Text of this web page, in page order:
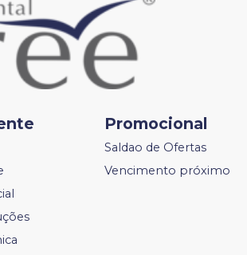
Promocional
Saldao de Ofertas
Vencimento próximo